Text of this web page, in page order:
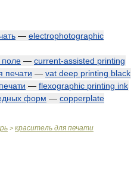
— electrophotographic
поле — current-assisted printing
печати — vat deep printing black
— flexographic printing ink
форм — copperplate
> краситель для печати